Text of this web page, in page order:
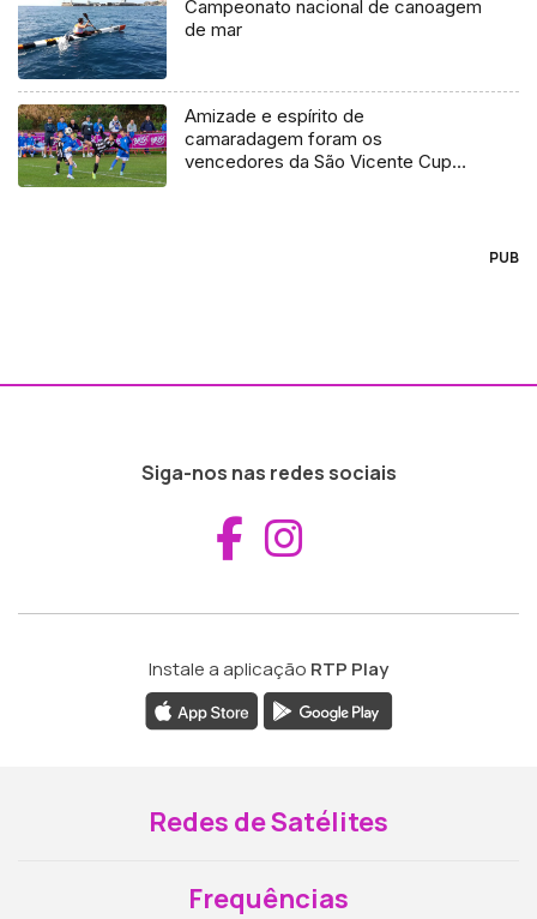
Campeonato nacional de canoagem
de mar
Amizade e espírito de
camaradagem foram os
vencedores da São Vicente Cup
PUB
Siga-nos nas redes sociais
Aceder ao
Instale a aplicação RTP Play
Redes de Satélites
Frequências